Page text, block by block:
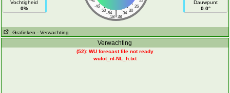
Vochtigheid
0%
-46
26
-50
30
-54 34
|
-58 38
Dauwpunt
0.0°
Grafieken - Verwachting
Verwachting
(52): WU forecast file not ready
wufct_nl-NL_h.txt